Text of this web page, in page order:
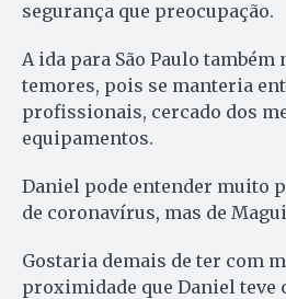
segurança que preocupação.
A ida para São Paulo
temores, pois se manteria
profissionais, cercado dos
equipamentos.
Daniel pode entender muito
de coronavírus, mas de
Gostaria demais de ter com
proximidade que Daniel teve